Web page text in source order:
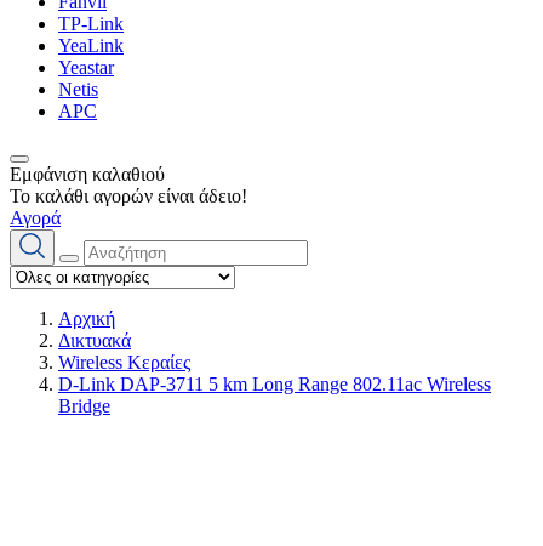
TP-Link
YeaLink
Yeastar
Netis
APC
Εμφάνιση καλαθιού
Το καλάθι αγορών είναι άδειο!
Αγορά
Αρχική
Δικτυακά
Wireless Κεραίες
D-Link DAP-3711 5 km Long Range 802.11ac Wireless
Bridge